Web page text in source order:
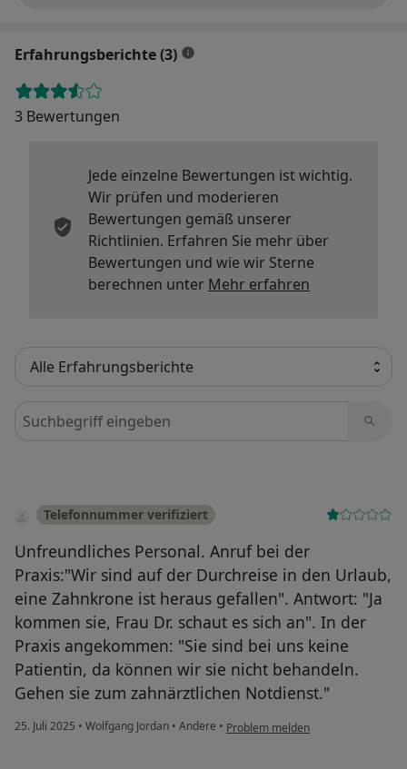
Erfahrungsberichte (3)
3 Bewertungen
Jede einzelne Bewertungen ist wichtig.
Wir prüfen und moderieren
Bewertungen gemäß unserer
Richtlinien. Erfahren Sie mehr über
Bewertungen und wie wir Sterne
berechnen unter Mehr erfahren
Bewertungen durchsuchen
Telefonnummer verifiziert
Unfreundliches Personal. Anruf bei der
Praxis:"Wir sind auf der Durchreise in den Urlaub,
eine Zahnkrone ist heraus gefallen". Antwort: "Ja
kommen sie, Frau Dr. schaut es sich an". In der
Praxis angekommen: "Sie sind bei uns keine
Patientin, da können wir sie nicht behandeln.
Gehen sie zum zahnärztlichen Notdienst."
25. Juli 2025 • Wolfgang Jordan • Andere • Problem melden